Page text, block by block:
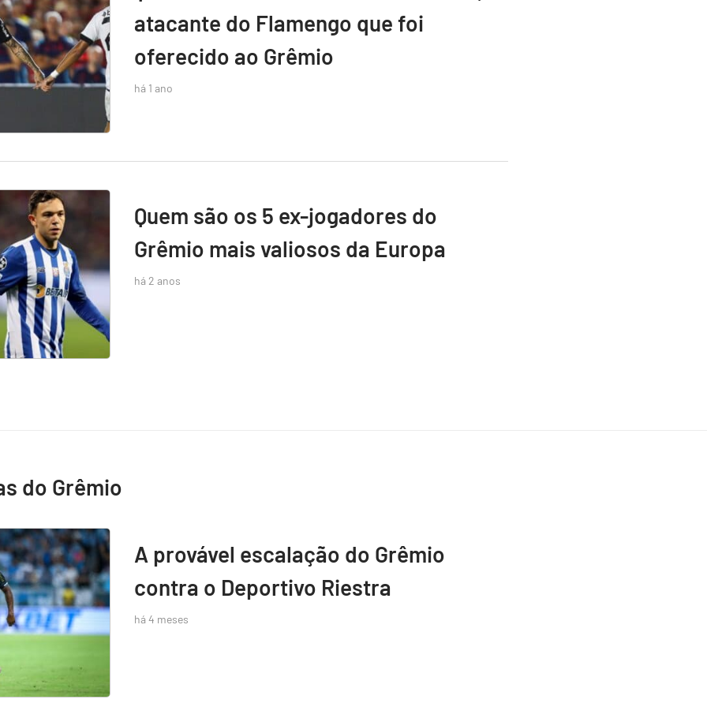
atacante do Flamengo que foi
oferecido ao Grêmio
há 1 ano
Quem são os 5 ex-jogadores do
Grêmio mais valiosos da Europa
há 2 anos
do Grêmio
A provável escalação do Grêmio
contra o Deportivo Riestra
há 4 meses